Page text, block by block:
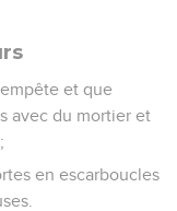
et que
avec du mortier et
en escarboucles